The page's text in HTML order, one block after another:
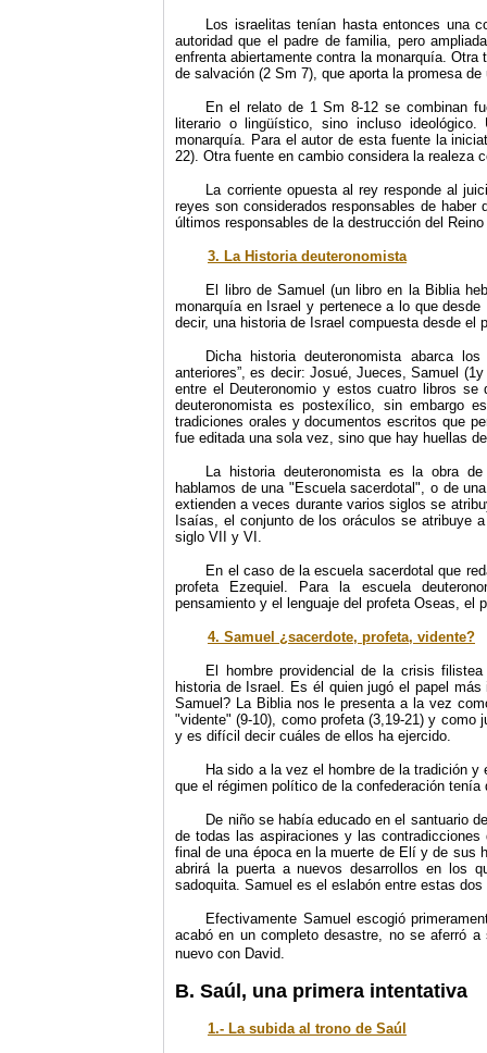
Los israelitas tenían hasta entonces una
autoridad que el padre de familia, pero
enfrenta abiertamente contra la monarquía.
de salvación (2 Sm 7), que aporta la promesa
En el relato de 1 Sm 8-12 se combinan
literario o lingüístico, sino incluso
monarquía. Para el autor de esta fuente la
22). Otra fuente en cambio considera la realeza
La corriente opuesta al rey responde al
reyes son considerados responsables de
últimos responsables de la destrucción del
3. La Historia deuteronomista
El libro de Samuel (un libro en la Biblia
monarquía en Israel y pertenece a lo que
decir, una historia de Israel compuesta desde el
Dicha historia deuteronomista abarca
anteriores”, es decir: Josué, Jueces, Samuel
entre el Deuteronomio y estos cuatro libros se
deuteronomista es postexílico, sin embargo
tradiciones orales y documentos escritos que
fue editada una sola vez, sino que hay huellas
La historia deuteronomista es la obra
hablamos de una "Escuela sacerdotal", o de
extienden a veces durante varios siglos se
Isaías, el conjunto de los oráculos se atribuye
siglo VII y VI.
En el caso de la escuela sacerdotal que
profeta Ezequiel. Para la escuela
pensamiento y el lenguaje del profeta Oseas, el
4. Samuel ¿sacerdote, profeta, vidente?
El hombre providencial de la crisis
historia de Israel. Es él quien jugó el papel
Samuel? La Biblia nos le presenta a la vez
"vidente" (9-10), como profeta (3,19-21) y como
y es difícil decir cuáles de ellos ha ejercido.
Ha sido a la vez el hombre de la tradición
que el régimen político de la confederación
De niño se había educado en el santuario
de todas las aspiraciones y las
final de una época en la muerte de Elí y de sus
abrirá la puerta a nuevos desarrollos en los
sadoquita. Samuel es el eslabón entre estas dos
Efectivamente Samuel escogió
acabó en un completo desastre, no se aferró
nuevo con David.
B. Saúl, una primera intentativa
1.- La subida al trono de Saúl